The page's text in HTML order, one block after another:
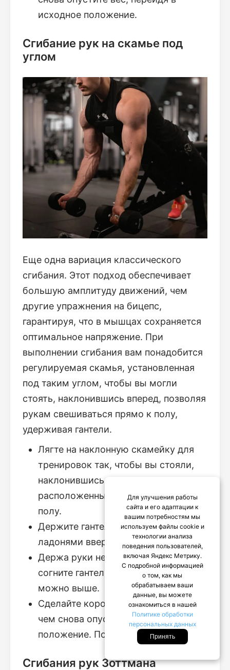
исходное положение.
Сгибание рук на скамье под
углом
Еще одна вариация классического
сгибания. Этот подход обеспечивает
большую амплитуду движений, чем
другие упражнения на бицепс,
гарантируя, что в мышцах сохраняется
оптимальное напряжение. При
выполнении сгибания вам понадобится
регулируемая скамья, установленная
под таким углом, чтобы вы могли
стоять, наклонившись вперед, позволяя
рукам свешиваться прямо к полу,
удерживая гантели.
Лягте на наклонную скамейку для
тренировок так, чтобы вы стояли,
наклонившись вперед, с руками,
расположенными перпендикулярно
полу.
Держите гантели обеими руками
ладонями вверх к себе.
Держа руки неподвижно рядом,
согните гантели вверх к груди как
можно выше.
Сделайте короткую паузу, прежде
чем снова опустить руки в исходное
положение. Повторите.
Сгибания рук Зоттмана
Для улучшения работы
сайта и его адаптации к
вашим потребностям мы
используем файлы cookie и
технологии анализа
поведения пользователей,
включая Яндекс Метрику.
С подробной информацией
о том, как мы
обрабатываем ваши
данные, вы можете
ознакомиться в нашей
Политике обработки
персональных данных
Принять